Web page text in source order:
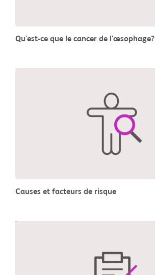
Qu'est-ce que le cancer de l'œsophage?
Causes et facteurs de risque